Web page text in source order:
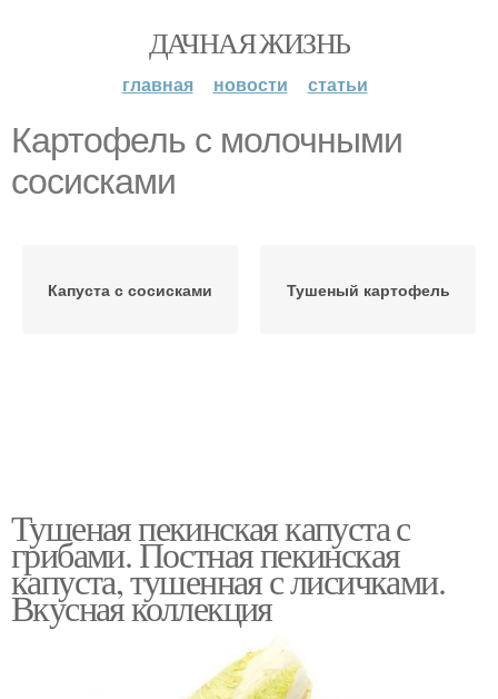
ДАЧНАЯ ЖИЗНЬ
главная новости статьи
Картофель с молочными
сосисками
Капуста с сосисками Тушеный картофель
Тушеная пекинская капуста с
грибами. Постная пекинская
капуста, тушенная с лисичками.
Вкусная коллекция